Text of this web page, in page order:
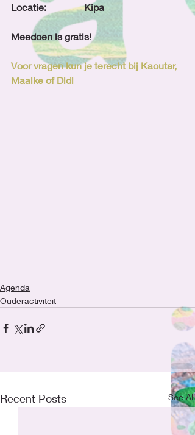
Locatie:		Kipa
Meedoen is gratis!
Voor vragen kun je terecht bij Kaoutar,
Maaike of Didi
Agenda
Ouderactiviteit
Recent Posts See All